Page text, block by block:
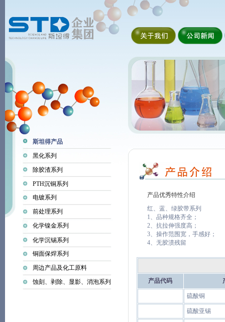
斯坦得产品
黑化系列
除胶渣系列
PTH沉铜系列
电镀系列
前处理系列
化学镍金系列
化学沉锡系列
铜面保焊系列
周边产品及化工原料
蚀刻、剥除、显影、消泡系列
产品优秀特性介绍
红、蓝、绿胶带系列
1、品种规格齐全；
2、抗拉伸强度高；
3、操作范围宽，手感好；
4、无胶渍残留
产品代码
硫酸铜
硫酸亚锡